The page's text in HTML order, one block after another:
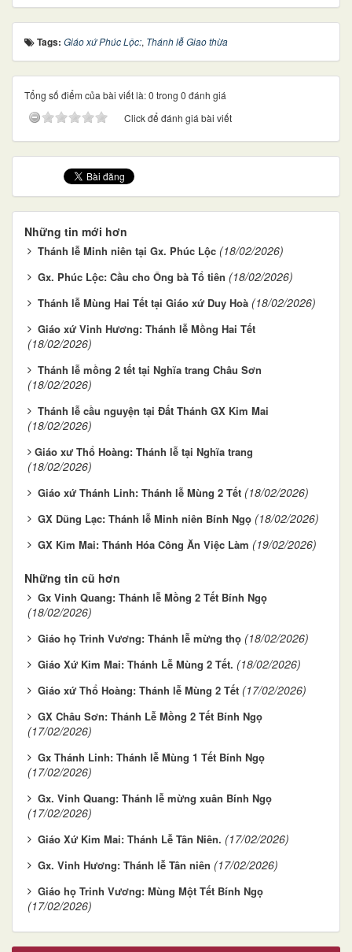
Tags: Giáo xứ Phúc Lộc:, Thánh lễ Giao thừa
Tổng số điểm của bài viết là: 0 trong 0 đánh giá
Click để đánh giá bài viết
Những tin mới hơn
Thánh lễ Minh niên tại Gx. Phúc Lộc (18/02/2026)
Gx. Phúc Lộc: Cầu cho Ông bà Tổ tiên (18/02/2026)
Thánh lễ Mùng Hai Tết tại Giáo xứ Duy Hoà (18/02/2026)
Giáo xứ Vinh Hương: Thánh lễ Mồng Hai Tết
(18/02/2026)
Thánh lễ mồng 2 tết tại Nghĩa trang Châu Sơn
(18/02/2026)
Thánh lễ cầu nguyện tại Đất Thánh GX Kim Mai
(18/02/2026)
​​​​​​​Giáo xư Thổ Hoàng: Thánh lễ tại Nghĩa trang
(18/02/2026)
Giáo xứ Thánh Linh: Thánh lễ Mùng 2 Tết (18/02/2026)
GX Dũng Lạc: Thánh lễ Minh niên Bính Ngọ (18/02/2026)
GX Kim Mai: Thánh Hóa Công Ăn Việc Làm (19/02/2026)
Những tin cũ hơn
Gx Vinh Quang: Thánh lễ Mồng 2 Tết Bính Ngọ
(18/02/2026)
Giáo họ Trinh Vương: Thánh lễ mừng thọ (18/02/2026)
Giáo Xứ Kim Mai: Thánh Lễ Mùng 2 Tết. (18/02/2026)
Giáo xứ Thổ Hoàng: Thánh lễ Mùng 2 Tết (17/02/2026)
GX Châu Sơn: Thánh Lễ Mồng 2 Tết Bính Ngọ
(17/02/2026)
Gx Thánh Linh: Thánh lễ Mùng 1 Tết Bính Ngọ
(17/02/2026)
Gx. Vinh Quang: Thánh lễ mừng xuân Bính Ngọ
(17/02/2026)
Giáo Xứ Kim Mai: Thánh Lễ Tân Niên. (17/02/2026)
Gx. Vinh Hương: Thánh lễ Tân niên (17/02/2026)
Giáo họ Trinh Vương: Mùng Một Tết Bính Ngọ
(17/02/2026)